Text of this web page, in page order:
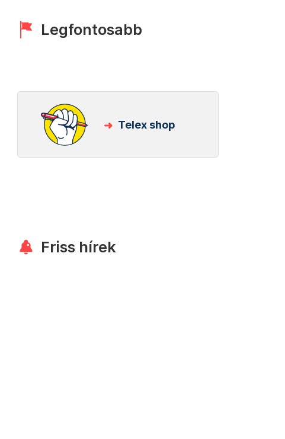
Legfontosabb
Telex shop
Friss hírek